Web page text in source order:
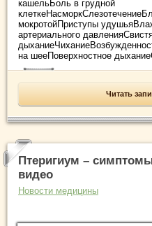
кашельБоль в грудной
мокротойПриступы
артериального
на шееПоверхностное
Читать
Птеригиум –
видео
Новости медицины